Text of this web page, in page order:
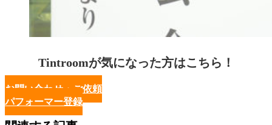
Tintroomが気になった方はこちら！
お問い合わせ・ご依頼
パフォーマー登録